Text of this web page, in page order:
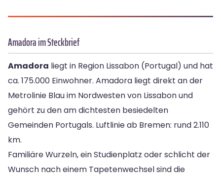
Amadora im Steckbrief
Amadora liegt in Region Lissabon (Portugal) und hat
ca. 175.000 Einwohner. Amadora liegt direkt an der
Metrolinie Blau im Nordwesten von Lissabon und
gehört zu den am dichtesten besiedelten
Gemeinden Portugals. Luftlinie ab Bremen: rund 2.110
km.
Familiäre Wurzeln, ein Studienplatz oder schlicht der
Wunsch nach einem Tapetenwechsel sind die